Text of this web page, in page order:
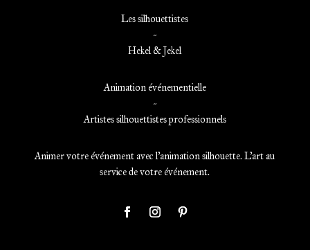
Les silhouettistes
~
Hekel & Jekel
Animation événementielle
~
Artistes silhouettistes professionnels
Animer votre événement avec l’animation silhouette. L’art au
service de votre événement.